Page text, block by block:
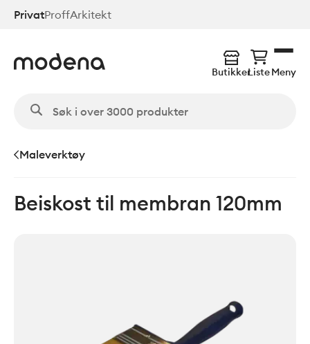
Hopp
PrivatProffArkitekt
ButikkerListeMeny
Maleverktøy
Beiskost til membran 120mm